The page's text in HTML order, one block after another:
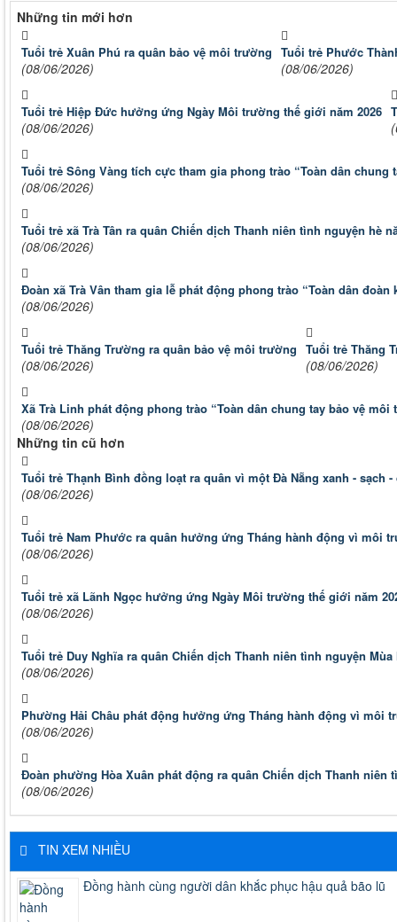
Những tin mới hơn
Tuổi trẻ Xuân Phú ra quân bảo vệ môi trường
(08/06/2026)
Tuổi trẻ Phước
(08/06/2026)
Tuổi trẻ Hiệp Đức hưởng ứng Ngày Môi trường thế giới năm 2026
(08/06/2026)
Tuổi trẻ Sông Vàng tích cực tham gia phong trào “Toàn dân
(08/06/2026)
Tuổi trẻ xã Trà Tân ra quân Chiến dịch Thanh niên tình nguyện hè
(08/06/2026)
Đoàn xã Trà Vân tham gia lễ phát động phong trào “Toàn dân
(08/06/2026)
Tuổi trẻ Thăng Trường ra quân bảo vệ môi trường
(08/06/2026)
Tuổi trẻ Thăng
(08/06/2026)
Xã Trà Linh phát động phong trào “Toàn dân chung tay bảo vệ
(08/06/2026)
Những tin cũ hơn
Tuổi trẻ Thạnh Bình đồng loạt ra quân vì một Đà Nẵng xanh - sạch -
(08/06/2026)
Tuổi trẻ Nam Phước ra quân hưởng ứng Tháng hành động vì môi
(08/06/2026)
Tuổi trẻ xã Lãnh Ngọc hưởng ứng Ngày Môi trường thế giới năm
(08/06/2026)
Tuổi trẻ Duy Nghĩa ra quân Chiến dịch Thanh niên tình nguyện Mùa
(08/06/2026)
Phường Hải Châu phát động hưởng ứng Tháng hành động vì môi
(08/06/2026)
Đoàn phường Hòa Xuân phát động ra quân Chiến dịch Thanh niên
(08/06/2026)
TIN XEM NHIỀU
Đồng hành cùng người dân khắc phục hậu quả bão lũ